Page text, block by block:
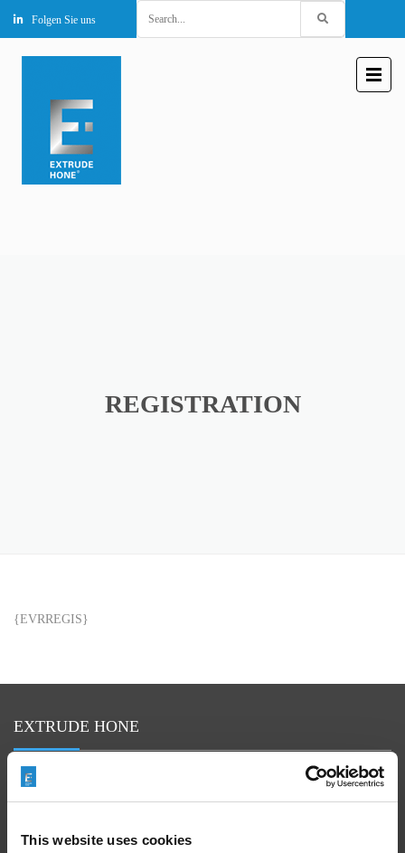
This website uses cookies
Folgen Sie uns
for:
REGISTRATION
{EVRREGIS}
EXTRUDE HONE
In Branchen, wie Luft- und Raumfahrt, Automobilbau, Energie und
Medizintechnik, ist die präzise Oberflächenbehandlung zerspanter
entscheidend. Unsere Maschinen verbessern mit einem